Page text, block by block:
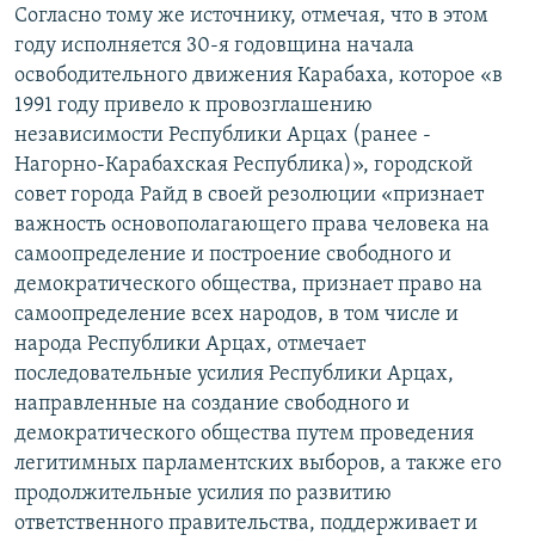
Согласно тому же источнику, отмечая, что в этом
году исполняется 30-я годовщина начала
освободительного движения Карабаха, которое «в
1991 году привело к провозглашению
независимости Республики Арцах (ранее -
Нагорно-Карабахская Республика)», городской
совет города Райд в своей резолюции «признает
важность основополагающего права человека на
самоопределение и построение свободного и
демократического общества, признает право на
самоопределение всех народов, в том числе и
народа Республики Арцах, отмечает
последовательные усилия Республики Арцах,
направленные на создание свободного и
демократического общества путем проведения
легитимных парламентских выборов, а также его
продолжительные усилия по развитию
ответственного правительства, поддерживает и